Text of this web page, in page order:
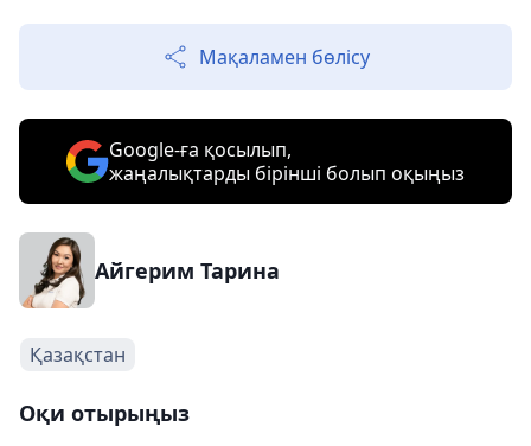
Мақаламен бөлісу
Google-ға қосылып,
жаңалықтарды бірінші болып оқыңыз
Айгерим Тарина
Қазақстан
Оқи отырыңыз